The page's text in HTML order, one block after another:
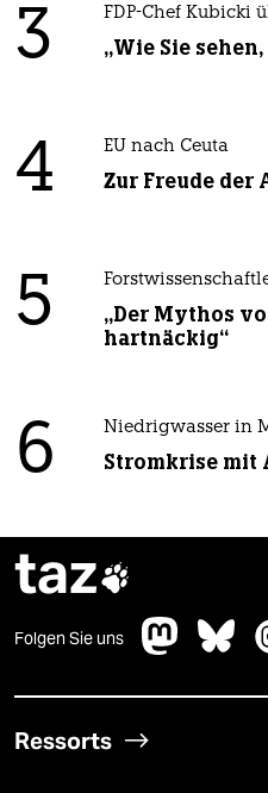
3 FDP-Chef Kubicki
„Wie Sie
4 EU nach Ceuta
Zur Freude der
5
„Der Mythos
hartnäckig“
6 Niedrigwasser in
Stromkrise mit
taz
Folgen Sie uns
Ressorts